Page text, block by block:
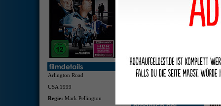
Arlington Road
USA 1999
Regie: Mark Pellington
32-